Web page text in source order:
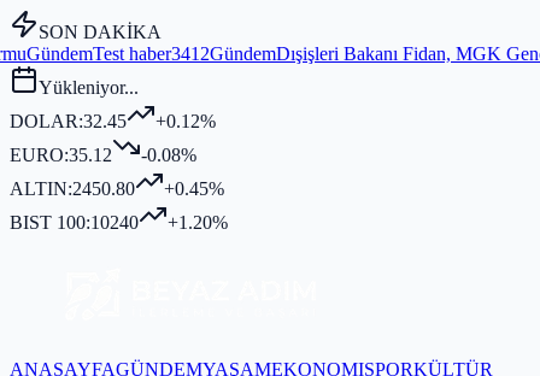
SON DAKİKA
Gündem Dışişleri Bakanı Fidan, MGK Genel Sekreterliği'nde
Yükleniyor...
DOLAR:32.45
+0.12%
EURO:35.12
-0.08%
ALTIN:2450.80
+0.45%
BIST 100:10240 +1.20%
ANASAYFAGÜNDEMYAŞAMEKONOMISPORKÜLTÜR